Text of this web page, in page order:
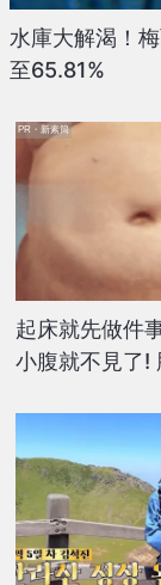
水庫大解渴！
至65.81%
起床就先做件
小腹就不見了!
PR・新素簡